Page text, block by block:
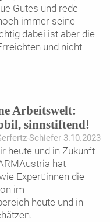
Gutes und rede
immer seine
dabei ist aber die
und nicht
Arbeitswelt:
sinnstiftend!
Schiefer 3.10.2023
heute und in Zukunft
hat
Expert:innen die
im
heute und in